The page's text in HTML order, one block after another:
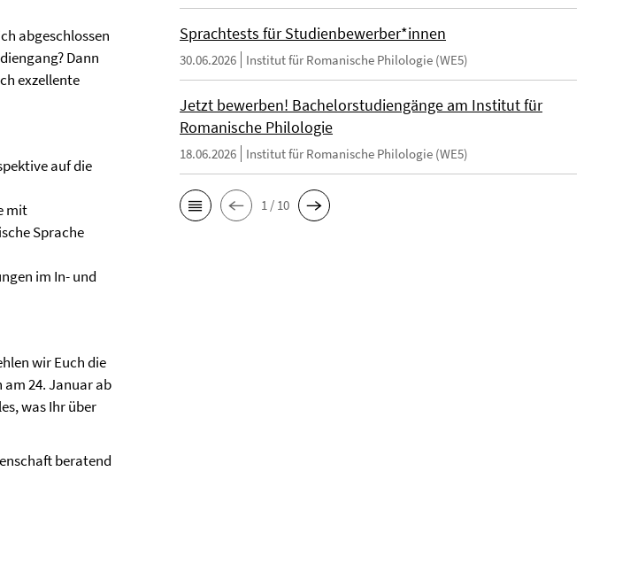
abgeschlossen
Dann
exzellente
auf die
mit
Sprache
im In- und
wir Euch die
24. Januar ab
was Ihr über
beratend
Sprachtests für Studienbewerber*innen
30.06.2026 Institut für Romanische Philologie (WE5)
Jetzt bewerben! Bachelorstudiengänge am Institut für
Romanische Philologie
18.06.2026 Institut für Romanische Philologie (WE5)
1 / 10